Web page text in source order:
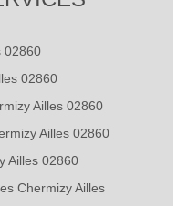
02860
02860
Ailles 02860
Ailles 02860
Ailles 02860
Chermizy Ailles